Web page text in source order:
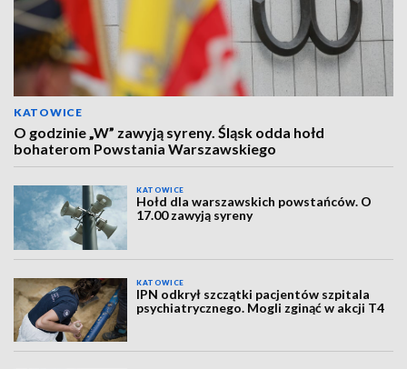
KATOWICE
O godzinie „W” zawyją syreny. Śląsk odda hołd
bohaterom Powstania Warszawskiego
KATOWICE
Hołd dla warszawskich powstańców. O
17.00 zawyją syreny
KATOWICE
IPN odkrył szczątki pacjentów szpitala
psychiatrycznego. Mogli zginąć w akcji T4